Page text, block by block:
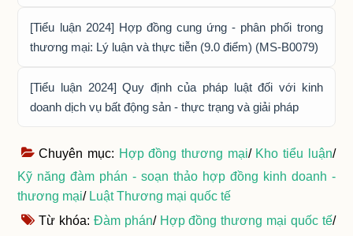
[Tiểu luận 2024] Hợp đồng cung ứng - phân phối trong
thương mại: Lý luận và thực tiễn (9.0 điểm) (MS-B0079)
[Tiểu luận 2024] Quy định của pháp luật đối với kinh
doanh dịch vụ bất động sản - thực trạng và giải pháp
Chuyên mục: Hợp đồng thương mại/ Kho tiểu luận/
Kỹ năng đàm phán - soạn thảo hợp đồng kinh doanh -
thương mại/ Luật Thương mại quốc tế
Từ khóa: Đàm phán/ Hợp đồng thương mại quốc tế/